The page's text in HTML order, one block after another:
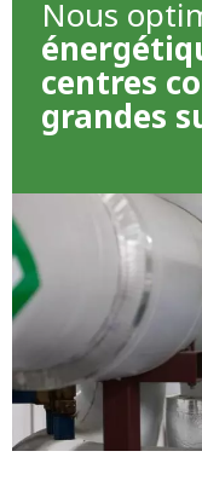
Nous
centres
grandes